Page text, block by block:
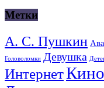
Метки
А. С. Пушкин
Головоломки Девушка
ИнтернетКино